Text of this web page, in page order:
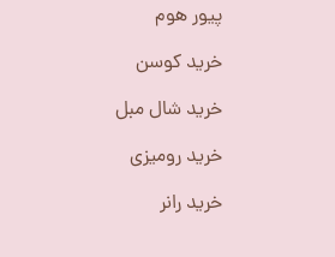
پیور هوم
خرید کوسن
خرید شال مبل
خرید رومیزی
خرید رانر